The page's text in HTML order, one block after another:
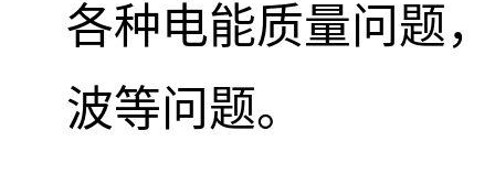
各种电能质量问题
波等问题。